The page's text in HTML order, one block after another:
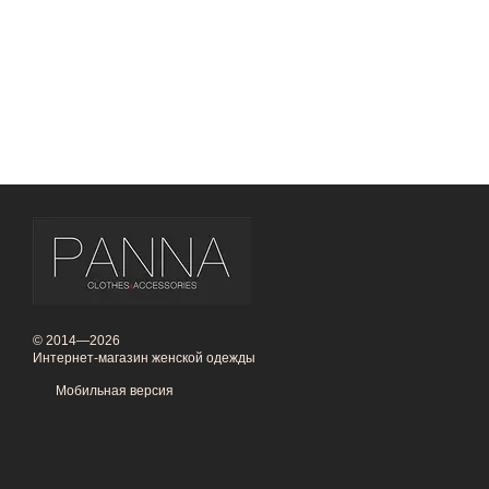
© 2014—2026
Интернет-магазин женской одежды
Мобильная версия